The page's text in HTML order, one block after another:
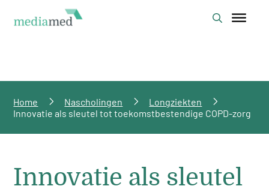
Home Nascholingen
Longziekten
Innovatie als sleutel tot toekomstbestendige COPD-zorg
Innovatie als sleutel